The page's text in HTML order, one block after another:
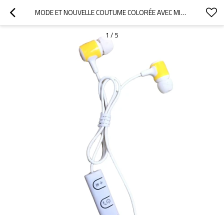
MODE ET NOUVELLE COUTUME COLORÉE AVEC MICRO PETIT ÉCOUTEUR BLUETOOTH
1 / 5